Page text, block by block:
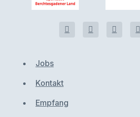
Jobs
Kontakt
Empfang